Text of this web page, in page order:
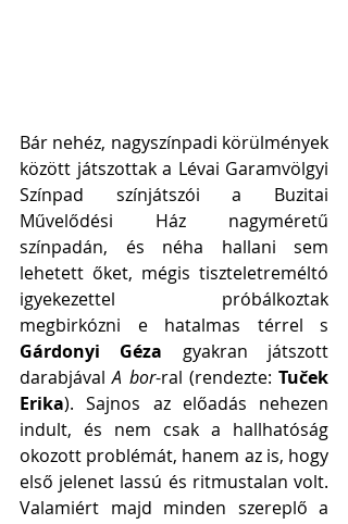
Bár nehéz, nagyszínpadi körülmények
között játszottak a Lévai Garamvölgyi
Színpad színjátszói a Buzitai
Művelődési Ház nagyméretű
színpadán, és néha hallani sem
lehetett őket, mégis tiszteletreméltó
igyekezettel próbálkoztak
Gárdonyi Géza gyakran játszott
darabjával A bor-ral (rendezte: Tuček
Erika). Sajnos az előadás nehezen
indult, és nem csak a hallhatóság
okozott problémát, hanem az is, hogy
első jelenet lassú és ritmustalan volt.
Valamiért majd minden szereplő a